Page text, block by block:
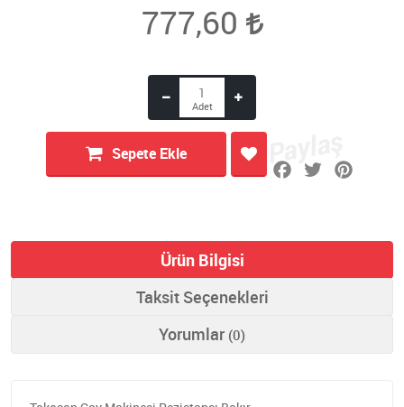
777,60
Sepete Ekle
Ürün Bilgisi
Taksit Seçenekleri
Yorumlar (0)